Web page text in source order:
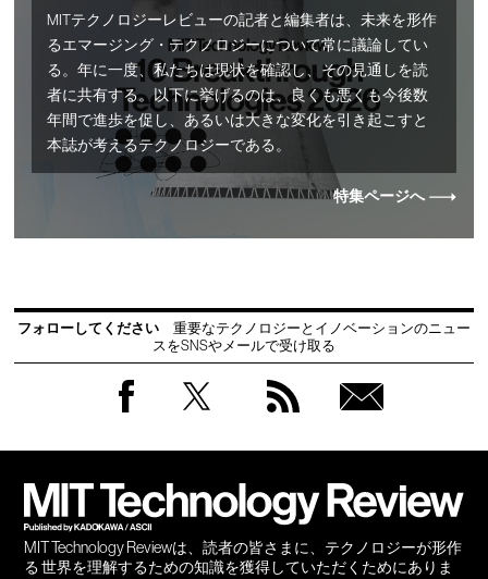
MITテクノロジーレビューの記者と編集者は、未来を形作
るエマージング・テクノロジーについて常に議論してい
る。年に一度、私たちは現状を確認し、その見通しを読
者に共有する。以下に挙げるのは、良くも悪くも今後数
年間で進歩を促し、あるいは大きな変化を引き起こすと
本誌が考えるテクノロジーである。
特集ページへ
フォローしてください
重要なテクノロジーとイノベーションのニュー
スをSNSやメールで受け取る
MIT Technology Reviewは、読者の皆さまに、テクノロジーが形作
る 世界を理解するための知識を獲得していただくためにありま